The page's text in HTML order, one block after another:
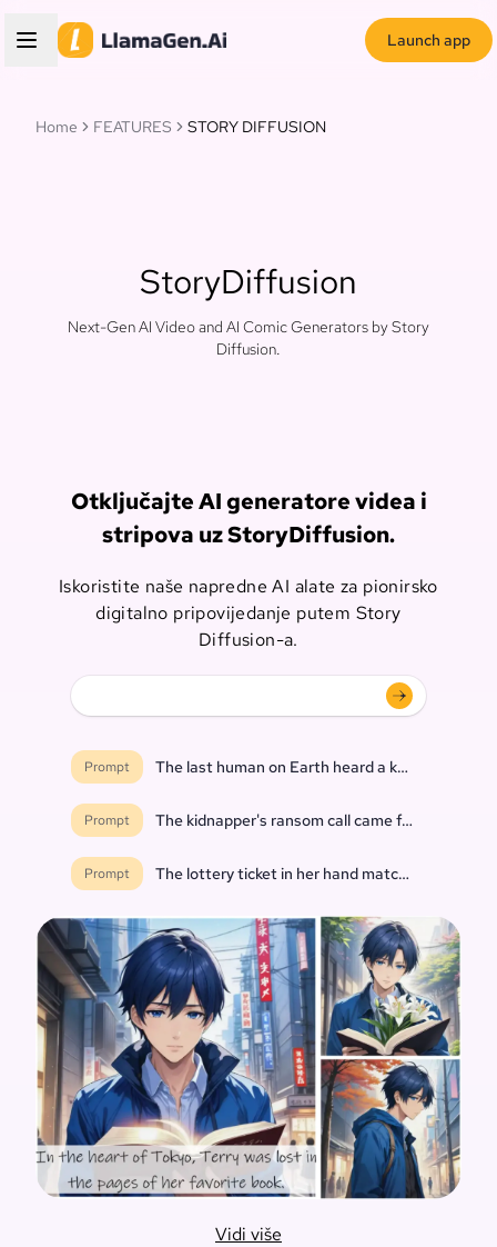
Launch app
Home FEATURES STORY DIFFUSION
StoryDiffusion
Next-Gen AI Video and AI Comic Generators by Story
Diffusion.
Otključajte AI generatore videa i
stripova uz StoryDiffusion.
Iskoristite naše napredne AI alate za pionirsko
digitalno pripovijedanje putem Story
Diffusion-a.
Prompt The last human on Earth heard a knock at the
Prompt The kidnapper's ransom call came from inside
Prompt The lottery ticket in her hand matched every
Vidi više